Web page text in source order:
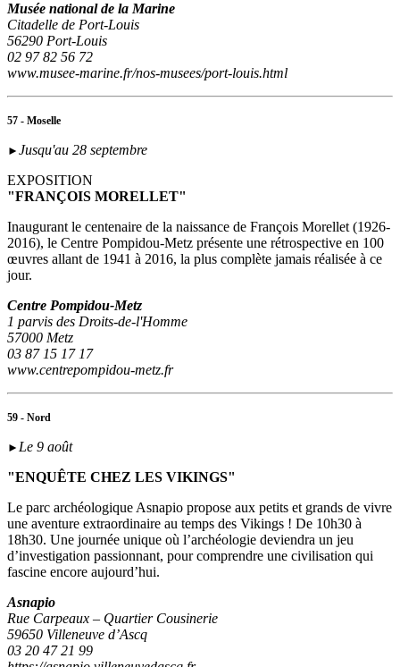
Musée national de la Marine
Citadelle de Port-Louis
56290 Port-Louis
02 97 82 56 72
www.musee-marine.fr/nos-musees/port-louis.html
57 - Moselle
► Jusqu'au 28 septembre
EXPOSITION
"FRANÇOIS MORELLET"
Inaugurant le centenaire de la naissance de François Morellet (1926-
2016), le Centre Pompidou-Metz présente une rétrospective en 100
œuvres allant de 1941 à 2016, la plus complète jamais réalisée à ce
jour.
Centre Pompidou-Metz
1 parvis des Droits-de-l'Homme
57000 Metz
03 87 15 17 17
www.centrepompidou-metz.fr
59 - Nord
► Le 9 août
"ENQUÊTE CHEZ LES VIKINGS"
Le parc archéologique Asnapio propose aux petits et grands de vivre
une aventure extraordinaire au temps des Vikings ! De 10h30 à
18h30. Une journée unique où l’archéologie deviendra un jeu
d’investigation passionnant, pour comprendre une civilisation qui
fascine encore aujourd’hui.
Asnapio
Rue Carpeaux – Quartier Cousinerie
59650 Villeneuve d’Ascq
03 20 47 21 99